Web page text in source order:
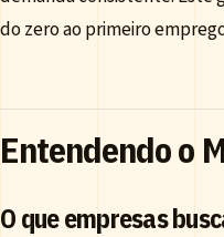
do zero ao primeiro
Entendendo o
O que empresas